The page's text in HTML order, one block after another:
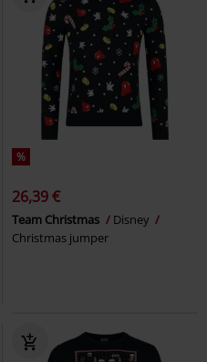
%
26,39 €
Team Christmas
Disney
Christmas jumper